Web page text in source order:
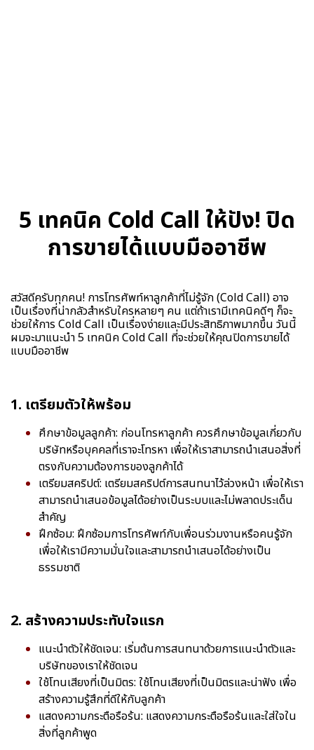
5 เทคนิค Cold Call ให้ปัง! ปิด
การขายได้แบบมืออาชีพ
สวัสดีครับทุกคน! การโทรศัพท์หาลูกค้าที่ไม่รู้จัก (Cold Call) อาจ
เป็นเรื่องที่น่ากลัวสำหรับใครหลายๆ คน แต่ถ้าเรามีเทคนิคดีๆ ก็จะ
ช่วยให้การ Cold Call เป็นเรื่องง่ายและมีประสิทธิภาพมากขึ้น วันนี้
ผมจะมาแนะนำ 5 เทคนิค Cold Call ที่จะช่วยให้คุณปิดการขายได้
แบบมืออาชีพ
1. เตรียมตัวให้พร้อม
ศึกษาข้อมูลลูกค้า: ก่อนโทรหาลูกค้า ควรศึกษาข้อมูลเกี่ยวกับ
บริษัทหรือบุคคลที่เราจะโทรหา เพื่อให้เราสามารถนำเสนอสิ่งที่
ตรงกับความต้องการของลูกค้าได้
เตรียมสคริปต์: เตรียมสคริปต์การสนทนาไว้ล่วงหน้า เพื่อให้เรา
สามารถนำเสนอข้อมูลได้อย่างเป็นระบบและไม่พลาดประเด็น
สำคัญ
ฝึกซ้อม: ฝึกซ้อมการโทรศัพท์กับเพื่อนร่วมงานหรือคนรู้จัก
เพื่อให้เรามีความมั่นใจและสามารถนำเสนอได้อย่างเป็น
ธรรมชาติ
2. สร้างความประทับใจแรก
แนะนำตัวให้ชัดเจน: เริ่มต้นการสนทนาด้วยการแนะนำตัวและ
บริษัทของเราให้ชัดเจน
ใช้โทนเสียงที่เป็นมิตร: ใช้โทนเสียงที่เป็นมิตรและน่าฟัง เพื่อ
สร้างความรู้สึกที่ดีให้กับลูกค้า
แสดงความกระตือรือร้น: แสดงความกระตือรือร้นและใส่ใจใน
สิ่งที่ลูกค้าพูด